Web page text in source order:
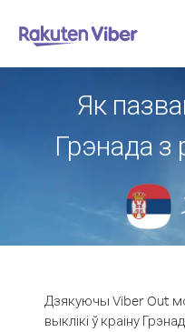
Як
Грэнада з
Дзякуючы Viber Out
выклікі ў краіну